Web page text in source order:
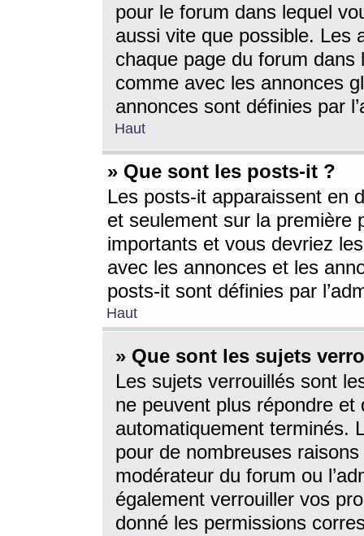
pour le forum dans lequel
aussi vite que possible. Les
chaque page du forum dans
comme avec les annonces
annonces sont définies par
Haut
» Que sont les posts-it ?
Les posts-it apparaissent en
et seulement sur la première
importants et vous devriez
avec les annonces et les
posts-it sont définies par
Haut
» Que sont les sujets
Les sujets verrouillés sont
ne peuvent plus répondre
automatiquement terminés.
pour de nombreuses
modérateur du forum ou
également verrouiller vos
donné les permissions